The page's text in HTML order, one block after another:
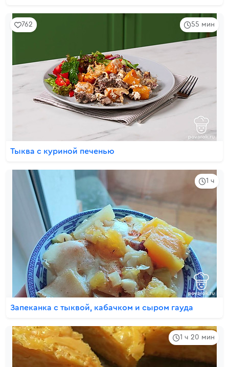
55 мин
762
Тыква с куриной печенью
1 ч
Запеканка с тыквой, кабачком и сыром гауда
1 ч 20 мин